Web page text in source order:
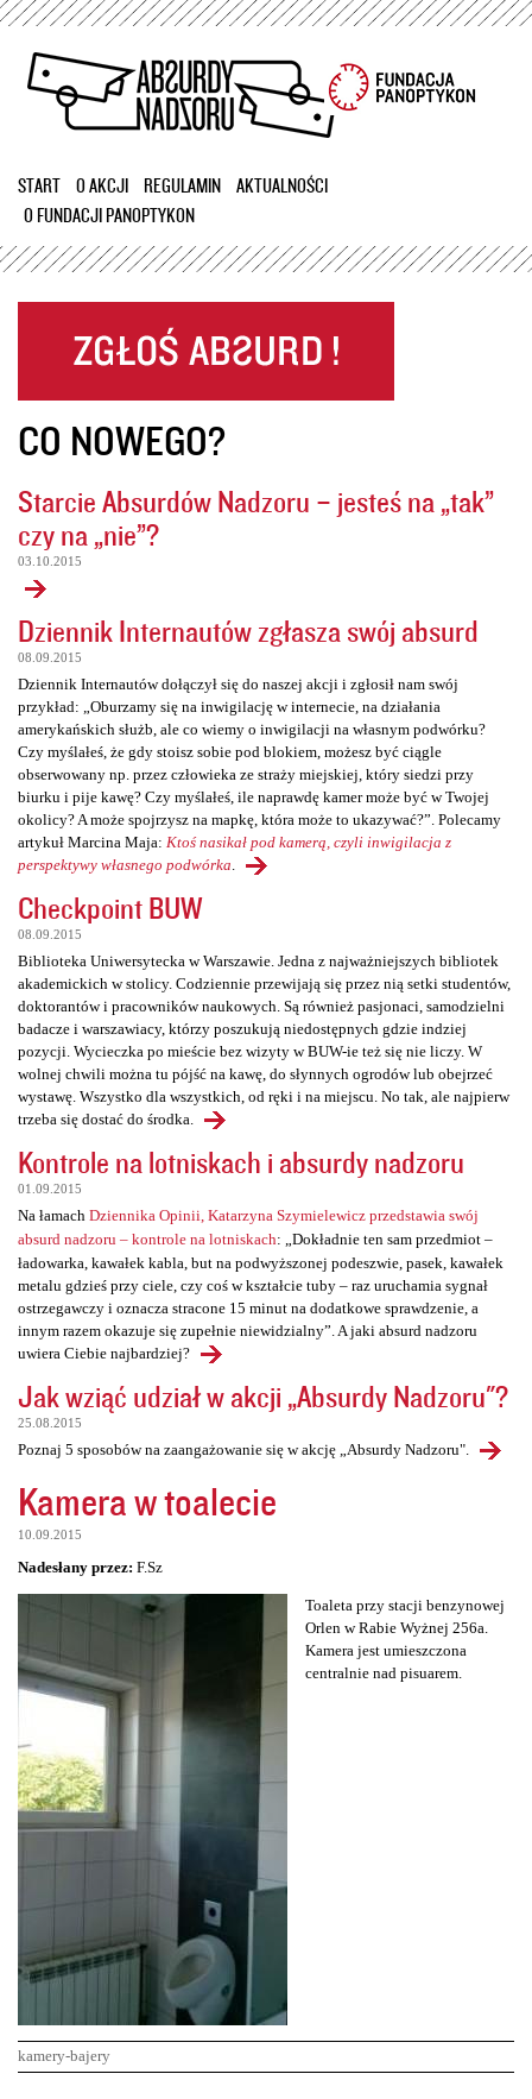
Przejdź
treści
START O AKCJI REGULAMIN
AKTUALNOŚCI
O FUNDACJI PANOPTYKON
CO NOWEGO?
Starcie Absurdów Nadzoru – jesteś na „tak”
czy na „nie”?
03.10.2015
Dziennik Internautów zgłasza swój absurd
08.09.2015
Dziennik Internautów dołączył się do naszej akcji i zgłosił nam swój
przykład: „Oburzamy się na inwigilację w internecie, na działania
amerykańskich służb, ale co wiemy o inwigilacji na własnym podwórku?
Czy myślałeś, że gdy stoisz sobie pod blokiem, możesz być ciągle
obserwowany np. przez człowieka ze straży miejskiej, który siedzi przy
biurku i pije kawę? Czy myślałeś, ile naprawdę kamer może być w Twojej
okolicy? A może spojrzysz na mapkę, która może to ukazywać?”. Polecamy
artykuł Marcina Maja: Ktoś nasikał pod kamerą, czyli inwigilacja z
perspektywy własnego podwórka
Checkpoint BUW
08.09.2015
Biblioteka Uniwersytecka w Warszawie. Jedna z najważniejszych bibliotek
akademickich w stolicy. Codziennie przewijają się przez nią setki studentów,
doktorantów i pracowników naukowych. Są również pasjonaci, samodzielni
badacze i warszawiacy, którzy poszukują niedostępnych gdzie indziej
pozycji. Wycieczka po mieście bez wizyty w BUW-ie też się nie liczy. W
wolnej chwili można tu pójść na kawę, do słynnych ogrodów lub obejrzeć
wystawę. Wszystko dla wszystkich, od ręki i na miejscu. No tak, ale najpierw
trzeba się dostać do środka.
Kontrole na lotniskach i absurdy nadzoru
01.09.2015
Na łamach Dziennika Opinii, Katarzyna Szymielewicz przedstawia swój
absurd nadzoru – kontrole na lotniskach: „Dokładnie ten sam przedmiot –
ładowarka, kawałek kabla, but na podwyższonej podeszwie, pasek, kawałek
metalu gdzieś przy ciele, czy coś w kształcie tuby – raz uruchamia sygnał
ostrzegawczy i oznacza stracone 15 minut na dodatkowe sprawdzenie, a
innym razem okazuje się zupełnie niewidzialny”. A jaki absurd nadzoru
uwiera Ciebie najbardziej?
Jak wziąć udział w akcji „Absurdy Nadzoru"?
25.08.2015
Poznaj 5 sposobów na zaangażowanie się w akcję „Absurdy Nadzoru".
Kamera w toalecie
10.09.2015
Nadesłany przez: F.Sz
Toaleta przy stacji benzynowej
Orlen w Rabie Wyżnej 256a.
Kamera jest umieszczona
centralnie nad pisuarem.
kamery-bajery